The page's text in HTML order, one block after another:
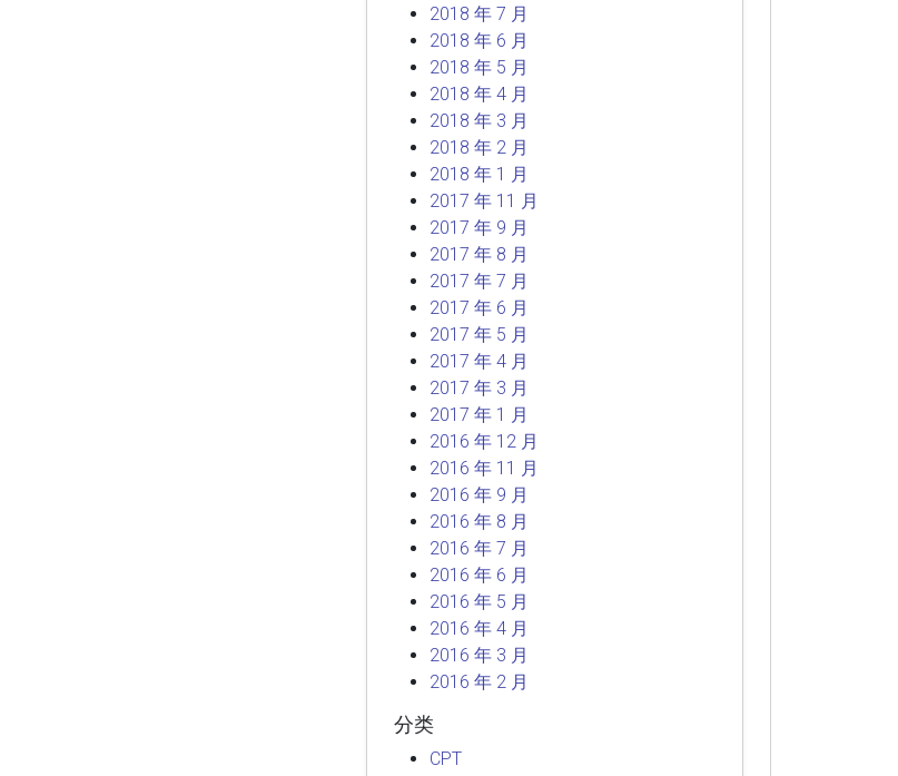
2018 年 7 月
2018 年 6 月
2018 年 5 月
2018 年 4 月
2018 年 3 月
2018 年 2 月
2018 年 1 月
2017 年 11 月
2017 年 9 月
2017 年 8 月
2017 年 7 月
2017 年 6 月
2017 年 5 月
2017 年 4 月
2017 年 3 月
2017 年 1 月
2016 年 12 月
2016 年 11 月
2016 年 9 月
2016 年 8 月
2016 年 7 月
2016 年 6 月
2016 年 5 月
2016 年 4 月
2016 年 3 月
2016 年 2 月
分类
CPT